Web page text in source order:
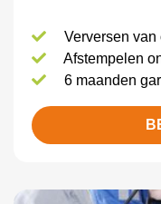
Verversen
Afstempelen
6 maanden